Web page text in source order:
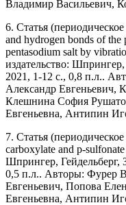
Владимир Васильевич,
6. Статья
and hydrogen bonds of
pentasodium salt by
издательство:
2021, 1-12 с., 0,8 п.л..
Александр Евгеньевич,
Клешнина София
Евгеньевна, Антипин
7. Статья
carboxylate and p-
Шпрингер, Гейдельберг,
0,5 п.л.. Авторы: Фурер
Евгеньевич, Попова
Евгеньевна, Антипин